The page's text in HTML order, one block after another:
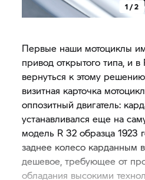
1 / 2
Первые наши мотоциклы
привод открытого типа, и
вернуться к этому
визитная карточка
оппозитный двигатель:
устанавливался еще на
модель R 32 образца 1923
заднее колесо карданным
дешевое, требующее от
обладания высокими